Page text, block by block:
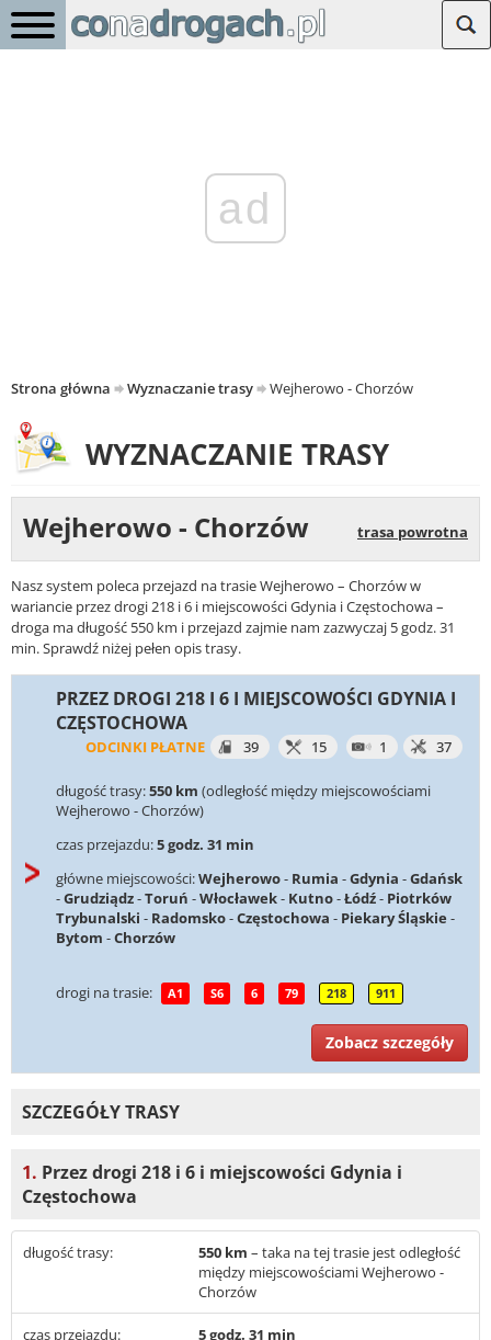
ad
Strona główna Wyznaczanie trasy Wejherowo - Chorzów
WYZNACZANIE TRASY
Wejherowo - Chorzów trasa powrotna
Nasz system poleca przejazd na trasie Wejherowo – Chorzów w
wariancie przez drogi 218 i 6 i miejscowości Gdynia i Częstochowa –
droga ma długość 550 km i przejazd zajmie nam zazwyczaj 5 godz. 31
min. Sprawdź niżej pełen opis trasy.
PRZEZ DROGI 218 I 6 I MIEJSCOWOŚCI GDYNIA I
CZĘSTOCHOWA
ODCINKI PŁATNE 39 15 1 37
długość trasy:550 km (odległość między miejscowościami
Wejherowo - Chorzów)
czas przejazdu:5 godz. 31 min
główne miejscowości:Wejherowo- Rumia -Gdynia -Gdańsk
-Grudziądz-Toruń -Włocławek- Kutno-Łódź- Piotrków
Trybunalski - Radomsko-Częstochowa - Piekary Śląskie -
Bytom -Chorzów
drogi na trasie: A1 S6 6 79 218 911
Zobacz szczegóły
SZCZEGÓŁY TRASY
1. Przez drogi 218 i 6 i miejscowości Gdynia i
Częstochowa
długość trasy: 550 km – taka na tej trasie jest odległość
między miejscowościami Wejherowo -
Chorzów
czas przejazdu: 5 godz. 31 min